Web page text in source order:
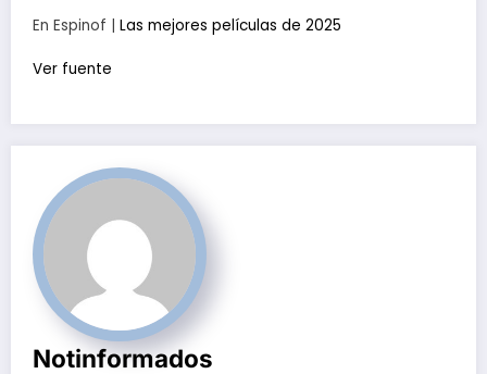
En Espinof | Las mejores películas de 2025
Ver fuente
Notinformados